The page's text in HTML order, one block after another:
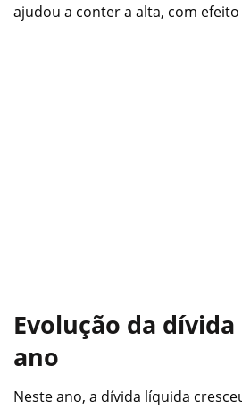
ajudou a conter a alta, com
Evolução da
ano
Neste ano, a dívida líquida